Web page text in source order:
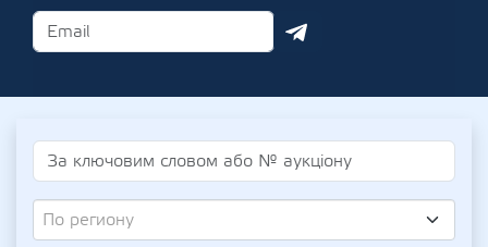
По региону